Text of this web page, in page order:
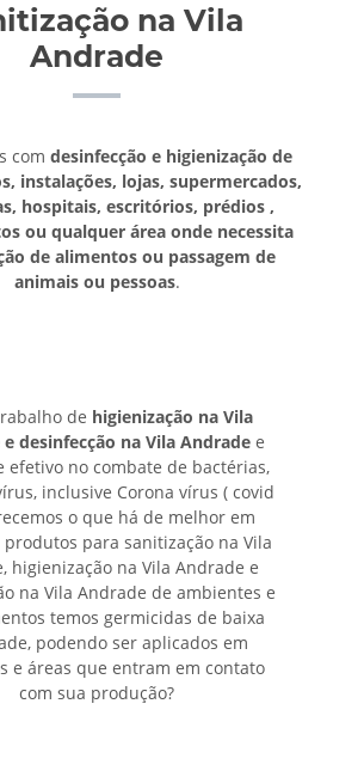
na Vila
Andrade
com desinfecção e higienização de
instalações, lojas, supermercados,
hospitais, escritórios, prédios ,
ou qualquer área onde necessita
de alimentos ou passagem de
animais ou pessoas.
de higienização na Vila
desinfecção na Vila Andradee
efetivo no combate de bactérias,
inclusive Corona vírus ( covid
o que há de melhor em
produtos para sanitização na Vila
higienização na Vila Andrade e
na Vila Andrade de ambientes e
temos germicidas de baixa
podendo ser aplicados em
e áreas que entram em contato
com sua produção?